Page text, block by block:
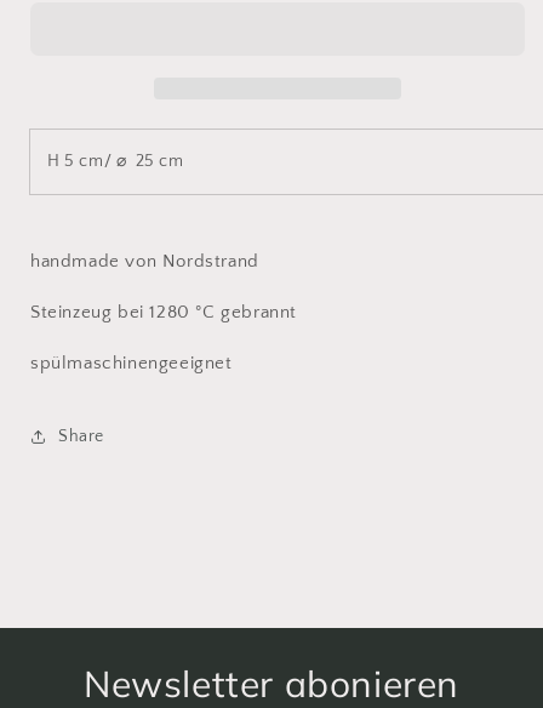
H 5 cm/ ⌀ 25 cm
handmade von Nordstrand
Steinzeug bei 1280 °C gebrannt
spülmaschinengeeignet
Share
Newsletter abonieren